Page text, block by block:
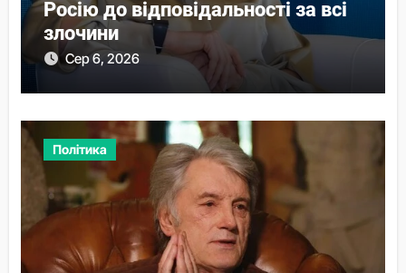
Росію до відповідальності за всі
злочини
Сер 6, 2026
Політика